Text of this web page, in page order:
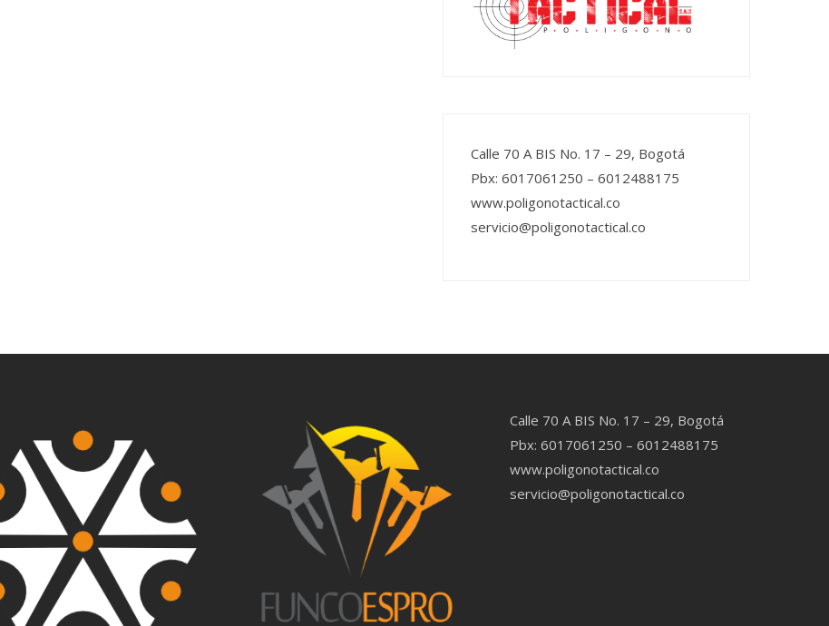
Calle 70 A BIS No. 17 – 29, Bogotá
Pbx: 6017061250 – 6012488175
www.poligonotactical.co
servicio@poligonotactical.co
Calle 70 A BIS No. 17 – 29, Bogotá
Pbx: 6017061250 – 6012488175
www.poligonotactical.co
servicio@poligonotactical.co